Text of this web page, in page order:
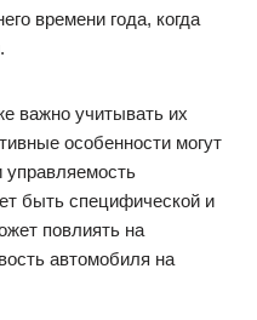
времени года, когда
важно учитывать их
особенности могут
управляемость
быть специфической и
повлиять на
автомобиля на